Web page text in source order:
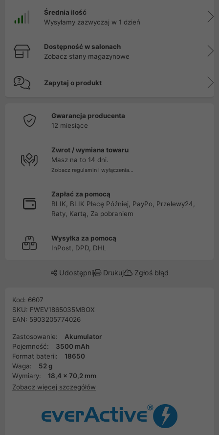
Średnia ilość
Wysyłamy zazwyczaj w 1 dzień
Dostępność w salonach
Zobacz stany magazynowe
Zapytaj o produkt
Gwarancja producenta
12 miesiące
Zwrot / wymiana towaru
Masz na to 14 dni.
Zobacz regulamin i wyłączenia...
Zapłać za pomocą
BLIK, BLIK Płacę Później, PayPo, Przelewy24,
Raty, Kartą, Za pobraniem
Wysyłka za pomocą
InPost, DPD, DHL
Udostępnij Drukuj Zgłoś błąd
Kod: 6607
SKU: FWEV1865035MBOX
EAN: 5903205774026
Zastosowanie:
Akumulator
Pojemność:
3500 mAh
Format baterii:
18650
Waga:
52 g
Wymiary:
18,4 x 70,2 mm
Zobacz więcej szczegółów